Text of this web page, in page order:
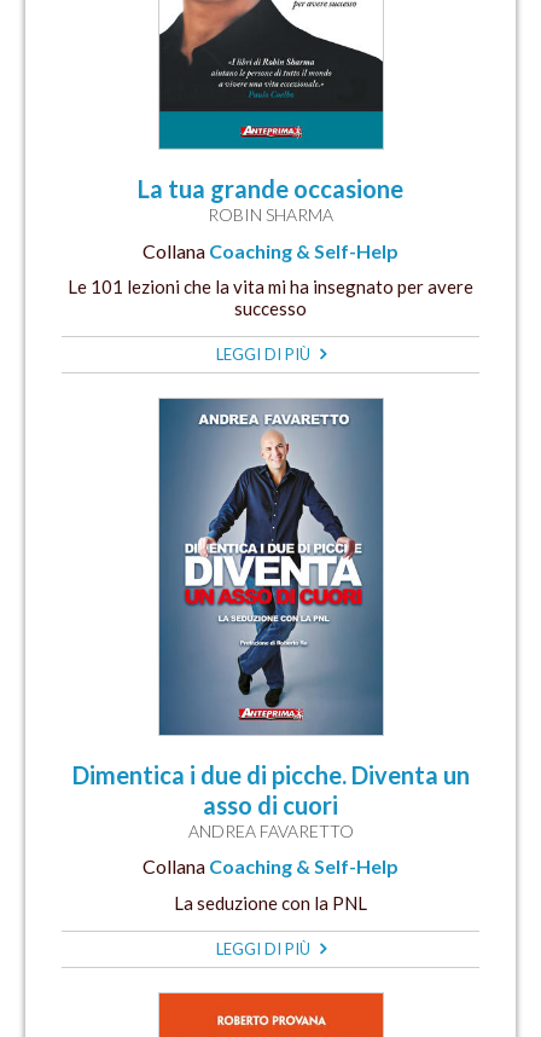
La tua grande occasione
ROBIN SHARMA
Collana Coaching & Self-Help
Le 101 lezioni che la vita mi ha insegnato per avere
successo
LEGGI DI PIÙ
Dimentica i due di picche. Diventa un
asso di cuori
ANDREA FAVARETTO
Collana Coaching & Self-Help
La seduzione con la PNL
LEGGI DI PIÙ